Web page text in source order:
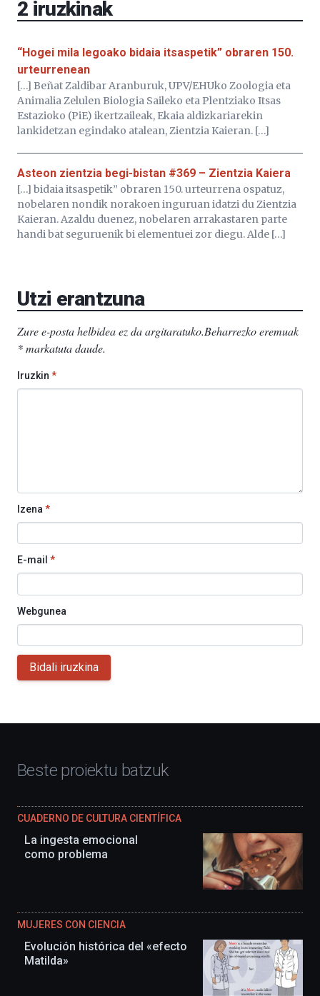
2 iruzkinak
“Hogei mila legoako bidaia itsaspetik” obraren 150.
urteurrenean
[…] Beñat Zaldibar Aranburuk, UPV/EHUko Zoologia eta
Animalia Zelulen Biologia Saileko eta Plentziako Itsas
Estazioko (PiE) ikertzaileak, Ekaia aldizkariarekin
lankidetzan egindako atalean, Zientzia Kaieran. […]
Asteon zientzia begi-bistan #369 – Zientzia Kaiera
[…] bidaia itsaspetik” obraren 150. urteurrena ospatuz,
nobelaren nondik norakoen inguruan idatzi du Zientzia
Kaieran. Azaldu duenez, nobelaren arrakastaren parte
handi bat seguruenik bi elementuei zor diegu. Alde […]
Utzi erantzuna
Zure e-posta helbidea ez da argitaratuko.Beharrezko eremuak
*markatuta daude.
Iruzkin *
Izena *
E-mail *
Webgunea
Bidali iruzkina
Beste proiektu batzuk
CUADERNO DE CULTURA CIENTÍFICA
La ingesta emocional
como problema
MUJERES CON CIENCIA
Evolución histórica del «efecto
Matilda»